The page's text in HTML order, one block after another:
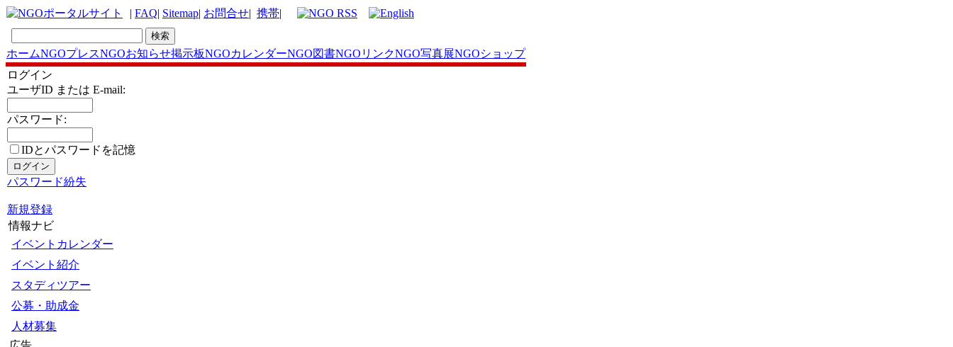
| FAQ| Sitemap| お問合せ| 携帯|
ホームNGOプレスNGOお知らせ掲示板NGOカレンダーNGO図書NGOリンクNGO写真展NGOショップ
ログイン
ユーザID または E-mail:
パスワード:
IDとパスワードを記憶
パスワード紛失
新規登録
情報ナビ
イベントカレンダー
イベント紹介
スタディツアー
公募・助成金
人材募集